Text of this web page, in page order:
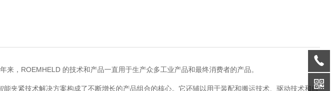
，ROEMHELD 的技术和产品一直用于生产众多工业产品和最终消费者的产品。
夹紧技术解决方案构成了不断增长的产品组合的核心。它还辅以用于装配和搬运技术、驱动技术和自